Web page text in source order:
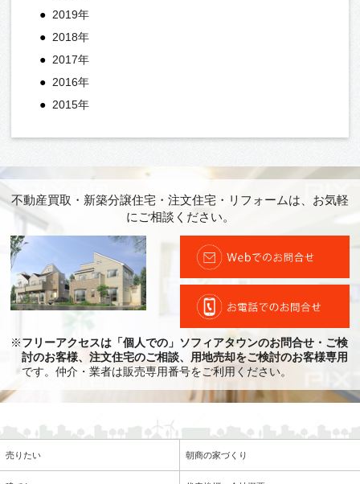
2019年
2018年
2017年
2016年
2015年
不動産買取・新築分譲住宅・注文住宅・リフォームは、お気軽
にご相談ください。
※フリーアクセスは「個人での」ソフィアタウンのお問合せ・ご検
討のお客様、注文住宅のご相談、用地売却をご検討のお客様専用
です。仲介・業者は販売専用番号をご利用ください。
売りたい 朝商の家づくり